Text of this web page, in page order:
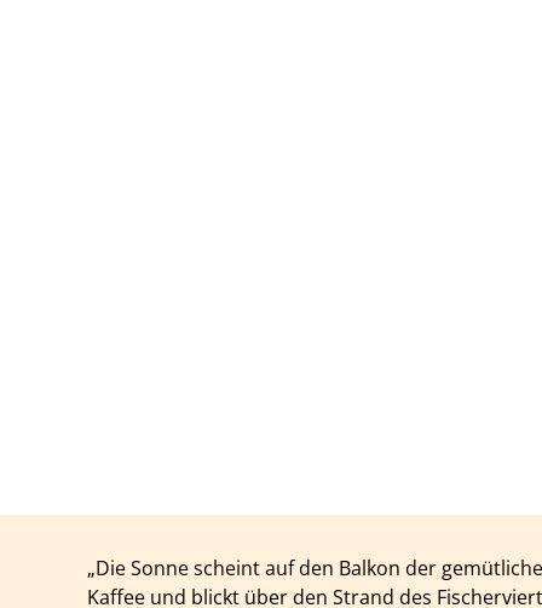
„Die Sonne scheint auf den Balkon der
Kaffee und blickt über den Strand des